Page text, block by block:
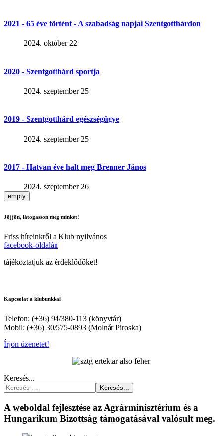
2021 - 65 éve történt - A szabadság napjai Szentgotthárdon
2024. október 22
2020 - Szentgotthárd sportja
2024. szeptember 25
2019 - Szentgotthárd egészségügye
2024. szeptember 25
2017 - Hatvan éve halt meg Brenner János
2024. szeptember 26
empty
Jöjjön, látogasson meg minket!
Friss híreinkről a Klub nyilvános
facebook-oldalán
tájékoztatjuk az érdeklődőket!
Kapcsolat a klubunkkal
Telefon: (+36) 94/380-113 (könyvtár)
Mobil: (+36) 30/575-0893 (Molnár Piroska)
Írjon üzenetet!
Keresés...
Keresés...
A weboldal fejlesztése az Agrárminisztérium és a
Hungarikum Bizottság támogatásával valósult meg.